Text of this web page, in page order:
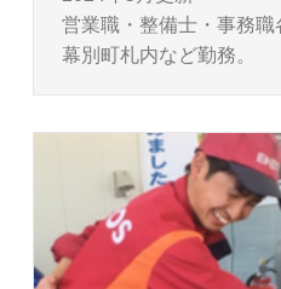
営業職・整備士・事務職
幕別町札内など勤務。